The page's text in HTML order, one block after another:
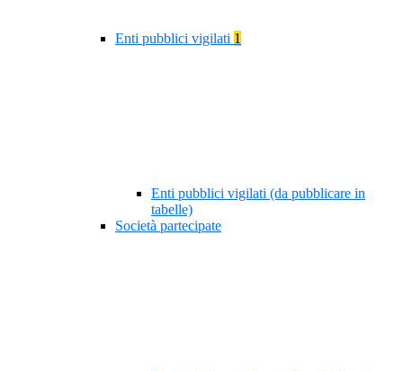
Enti pubblici vigilati 1
Enti pubblici vigilati (da pubblicare in
tabelle)
Società partecipate